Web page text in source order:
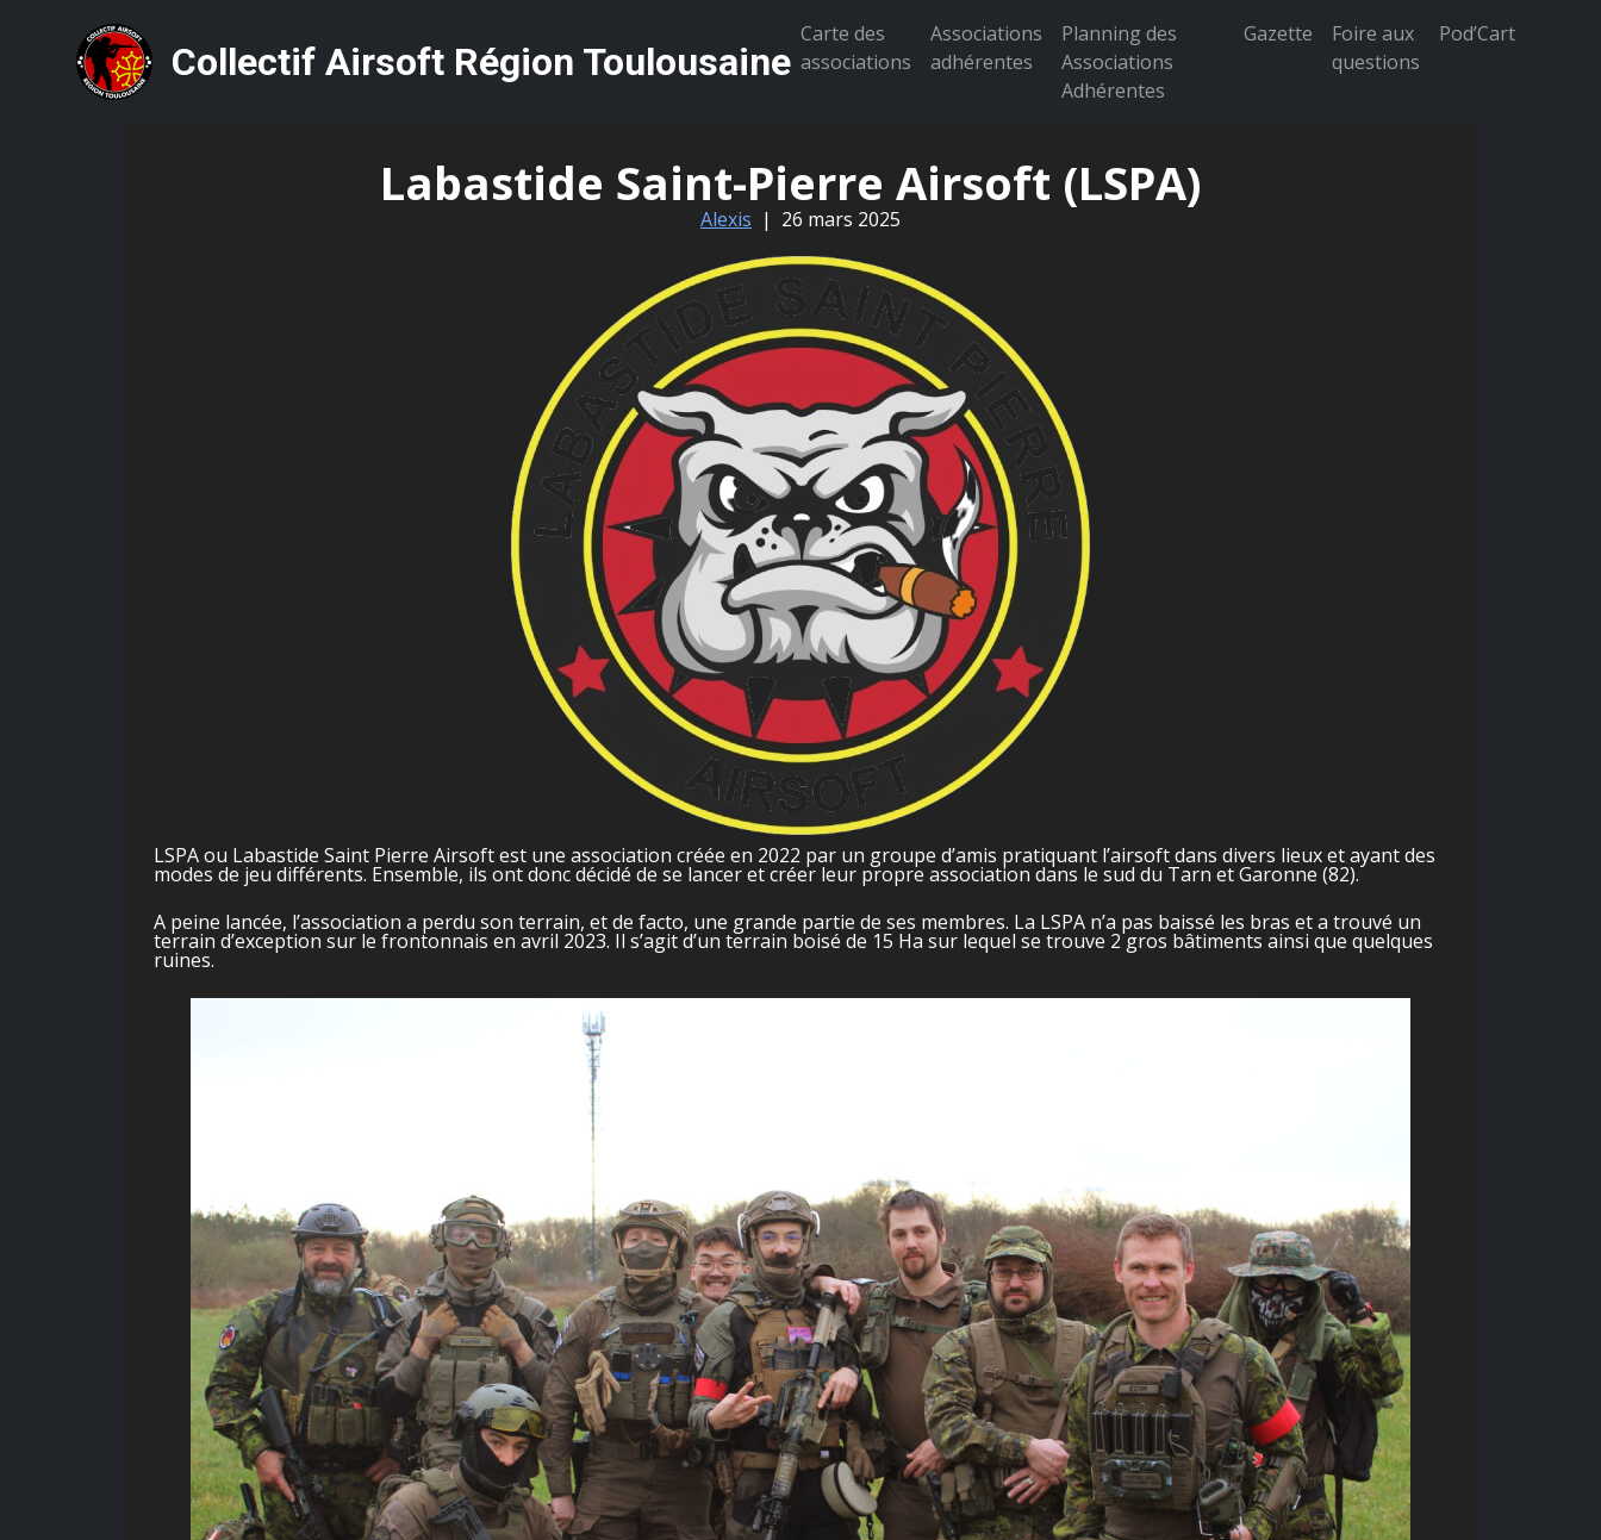
Collectif Airsoft Région Toulousaine
Carte des
associations
Associations
adhérentes
Planning des
Associations
Adhérentes
Gazette
Foire aux
questions
Pod’Cart
Labastide Saint-Pierre Airsoft (LSPA)
Alexis | 26 mars 2025
LSPA ou Labastide Saint Pierre Airsoft est une association créée en 2022 par un groupe d’amis pratiquant l’airsoft dans divers lieux et ayant des
modes de jeu différents. Ensemble, ils ont donc décidé de se lancer et créer leur propre association dans le sud du Tarn et Garonne (82).
A peine lancée, l’association a perdu son terrain, et de facto, une grande partie de ses membres. La LSPA n’a pas baissé les bras et a trouvé un
terrain d’exception sur le frontonnais en avril 2023. Il s’agit d’un terrain boisé de 15 Ha sur lequel se trouve 2 gros bâtiments ainsi que quelques
ruines.